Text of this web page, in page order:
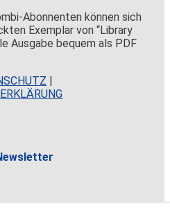
Abonnenten können sich
Exemplar von “Library
Ausgabe bequem als PDF
|